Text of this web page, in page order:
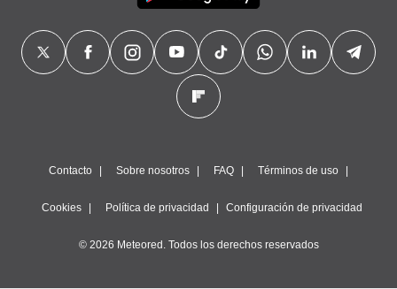
de
Contacto Sobre nosotros FAQ Términos de uso
Cookies Política de privacidad Configuración de privacidad
© 2026 Meteored. Todos los derechos reservados